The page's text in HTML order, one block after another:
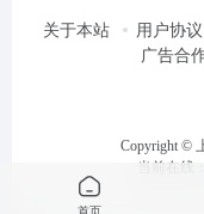
关于本站 用户协议
广告合
Copyright ©
当前在线：
首页